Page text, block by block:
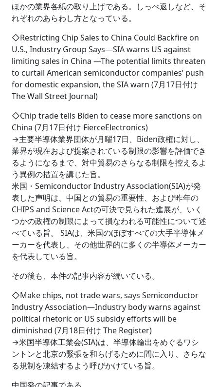
ほかの業界各紙の取り上げである。しっぺ返しなど、そ
れぞれのあらわし方となっている。
◇Restricting Chip Sales to China Could Backfire on
U.S., Industry Group Says―SIA warns US against
limiting sales in China ―The potential limits threaten
to curtail American semiconductor companies’ push
for domestic expansion, the SIA warn (7月17日付け
The Wall Street Journal)
◇Chip trade tells Biden to cease more sanctions on
China (7月17日付け FierceElectronics)
→主要半導体業界団体が月曜17日、Biden政権に対し、
業界が現在および提案されている制限の影響を評価でき
るようになるまで、対中貿易のさらなる制限を控えるよ
う異例の措置を講じた旨。
米国・Semiconductor Industry Association(SIA)が発
表した声明は、中国との貿易の重要性、および昨年の
CHIPS and Science Actの可決で見られた進展が、いく
つかの政権の制限によって損なわれる可能性について述
べている旨。 SIAは、米国のほぼすべての大手半導体メ
ーカーを代表し、その他世界的に多くの半導体メーカー
を代表している旨。
その後も、本件の記事内容が続いている。
◇Make chips, not trade wars, says Semiconductor
Industry Association―Industry body warns against
political rhetoric or US subsidy efforts will be
diminished (7月18日付け The Register)
→米国半導体工業会(SIA)は、半導体輸出をめぐるワシ
ントンと北京の緊張を和らげるために間に入り、さらな
る規制を凍結するよう呼びかけている旨。